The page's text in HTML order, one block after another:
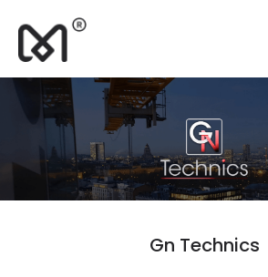
Branding
Marketing
Consulting
Gn Technics